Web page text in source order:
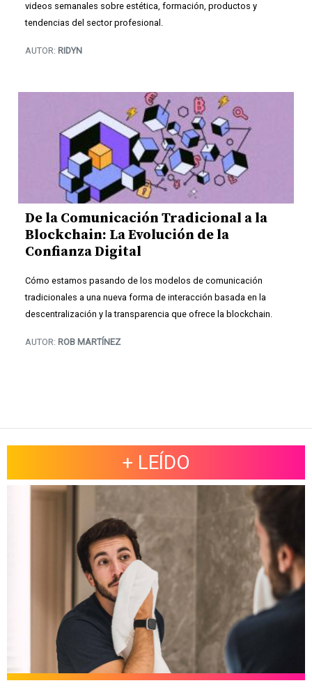
videos semanales sobre estética, formación, productos y
tendencias del sector profesional.
AUTOR: RIDYN
De la Comunicación Tradicional a la
Blockchain: La Evolución de la
Confianza Digital
Cómo estamos pasando de los modelos de comunicación
tradicionales a una nueva forma de interacción basada en la
descentralización y la transparencia que ofrece la blockchain.
AUTOR: ROB MARTÍNEZ
+ LEÍDO